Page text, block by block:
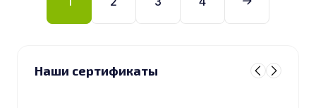
Наши сертификаты